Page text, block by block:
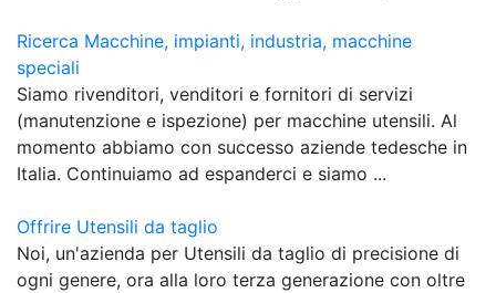
Ricerca Macchine, impianti, industria, macchine
speciali
Siamo rivenditori, venditori e fornitori di servizi
(manutenzione e ispezione) per macchine utensili. Al
momento abbiamo con successo aziende tedesche in
Italia. Continuiamo ad espanderci e siamo ...
Offrire Utensili da taglio
Noi, un'azienda per Utensili da taglio di precisione di
ogni genere, ora alla loro terza generazione con oltre